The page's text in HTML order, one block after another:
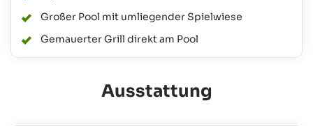
Großer Pool mit umliegender Spielwiese
Gemauerter Grill direkt am Pool
Ausstattung